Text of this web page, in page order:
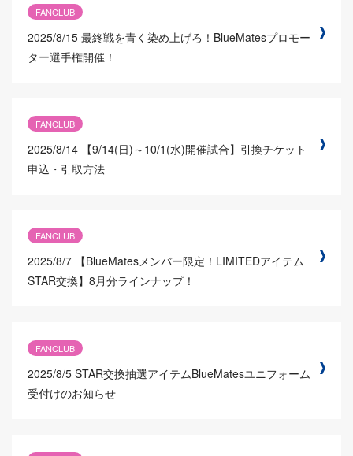
FANCLUB
2025/8/15 最終戦を青く染め上げろ！BlueMatesプロモー
ター選手権開催！
FANCLUB
2025/8/14 【9/14(日)～10/1(水)開催試合】引換チケット
申込・引取方法
FANCLUB
2025/8/7 【BlueMatesメンバー限定！LIMITEDアイテム
STAR交換】8月分ラインナップ！
FANCLUB
2025/8/5 STAR交換抽選アイテムBlueMatesユニフォーム
受付けのお知らせ